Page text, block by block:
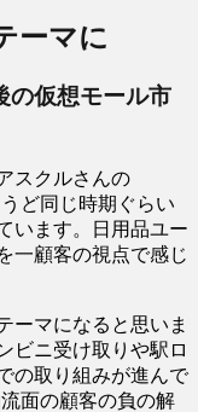
ーマに
仮想モール市
スクルさんの
ど同じ時期ぐらい
います。日用品ユー
一顧客の視点で感じ
ーマになると思いま
ビニ受け取りや駅ロ
の取り組みが進んで
面の顧客の負の解